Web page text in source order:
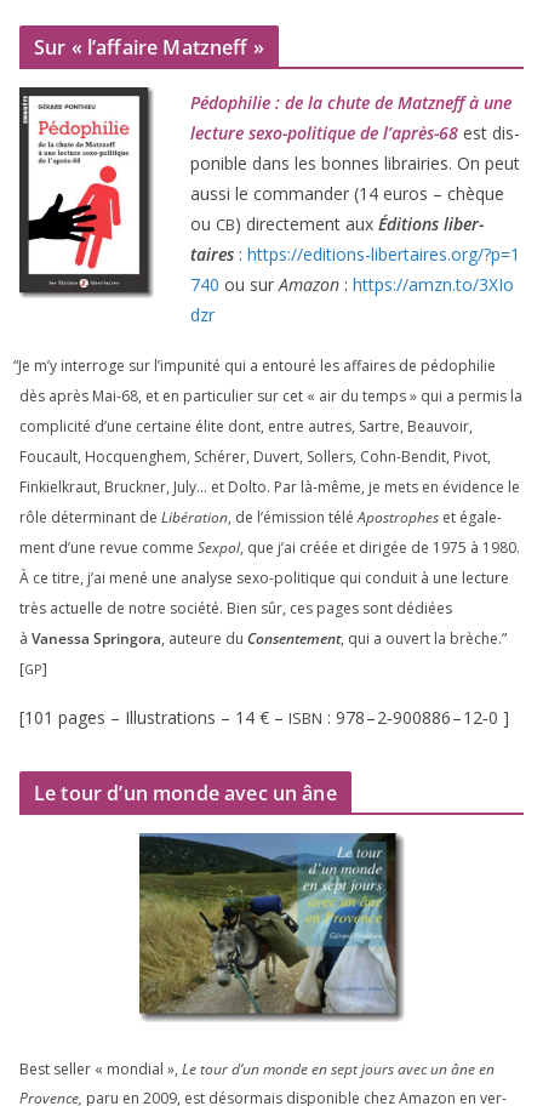
Sur « l’affaire Matzneff »
Pédophilie : de la chute de Matzneff à une
lec­ture sexo-poli­tique de l’après-68 est dis­
po­nible dans les bonnes librai­ries. On peut
aus­si le com­man­der (14 euros – chèque
ou CB) direc­te­ment aux Éditions liber­
taires : https://​edi​tions​-liber​taires​.org/​?​p​=​1
740 ou surAmazon : https://​amzn​.to/​3​X​I​o​
dzr
“Je m’y inter­roge sur l’impunité qui a entou­ré les affaires de pédo­phi­lie
dès après Mai-68, et en par­ti­cu­lier sur cet « air du temps » qui a per­mis la
com­pli­ci­té d’une cer­taine élite dont, entre autres, Sartre, Beauvoir,
Foucault, Hocquenghem, Schérer, Duvert, Sollers, Cohn-Bendit, Pivot,
Finkielkraut, Bruckner, July… et Dolto. Par là-même, je mets en évi­dence le
rôle déter­mi­nant de Libération, de l’émission téléApostrophes et éga­le­
ment d’une revue comme Sexpol, que j’ai créée et diri­gée de 1975 à 1980.
À ce titre, j’ai mené une ana­lyse sexo-poli­tique qui conduit à une lec­ture
très actuelle de notre socié­té. Bien sûr, ces pages sont dédiées
à Vanessa Springora, auteure du Consentement, qui a ouvert la brèche.”
[GP]
[101 pages – Illustrations – 14 € – ISBN : 978–2‑900886–12‑0 ]
Le tour d’un monde avec un âne
Best sel­ler « mon­dial », Le tour d’un monde en sept jours avec un âne en
Provence, paru en 2009, est désor­mais dis­po­nible chez Amazon en ver­